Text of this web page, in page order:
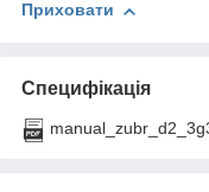
Приховати
Специфікація